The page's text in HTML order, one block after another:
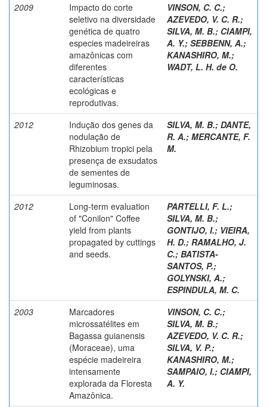
2009
Impacto do corte
seletivo na diversidade
genética de quatro
especies madeireiras
amazônicas com
diferentes
características
ecológicas e
reprodutivas.
VINSON, C. C.;
AZEVEDO, V. C. R.;
SILVA, M. B.; CIAMPI,
A. Y.; SEBBENN, A.;
KANASHIRO, M.;
WADT, L. H. de O.
2012
Indução dos genes da
nodulação de
Rhizobium tropici pela
presença de exsudatos
de sementes de
leguminosas.
SILVA, M. B.; DANTE,
R. A.; MERCANTE, F.
M.
2012
Long-term evaluation
of "Conilon" Coffee
yield from plants
propagated by cuttings
and seeds.
PARTELLI, F. L.;
SILVA, M. B.;
GONTIJO, I.; VIEIRA,
H. D.; RAMALHO, J.
C.; BATISTA-
SANTOS, P.;
GOLYNSKI, A.;
ESPINDULA, M. C.
2003
Marcadores
microssatélites em
Bagassa guianensis
(Moraceae), uma
espécie madeireira
intensamente
explorada da Floresta
Amazônica.
VINSON, C. C.;
SILVA, M. B.;
AZEVEDO, V. C. R.;
SILVA, V. P.;
KANASHIRO, M.;
SAMPAIO, I.; CIAMPI,
A. Y.